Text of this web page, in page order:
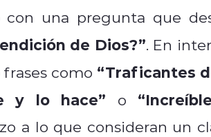
una pregunta que
de Dios?”. En
como “Traficantes
y lo hace” o
a lo que consideran un